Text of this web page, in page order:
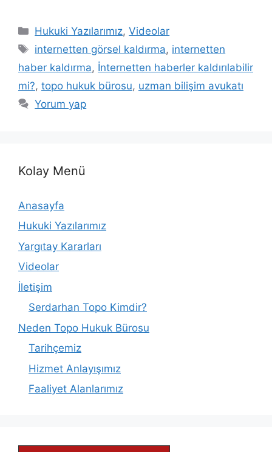
Kategoriler
Hukuki Yazılarımız,Videolar
Etiketler
internetten görsel kaldırma, internetten
haber kaldırma, İnternetten haberler kaldırılabilir
mi?, topo hukuk bürosu, uzman bilişim avukatı
Yorum yap
Kolay Menü
Anasayfa
Hukuki Yazılarımız
Yargıtay Kararları
Videolar
İletişim
Serdarhan Topo Kimdir?
Neden Topo Hukuk Bürosu
Tarihçemiz
Hizmet Anlayışımız
Faaliyet Alanlarımız